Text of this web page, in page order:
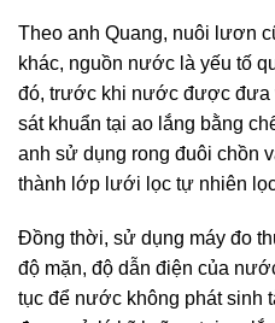
Theo anh Quang, nuôi lươn
khác, nguồn nước là yếu tố
đó, trước khi nước được đưa
sát khuẩn tại ao lắng bằng
anh sử dụng rong đuôi chồn
thành lớp lưới lọc tự nhiên
Đồng thời, sử dụng máy đo
độ mặn, độ dẫn điện của
tục để nước không phát sinh